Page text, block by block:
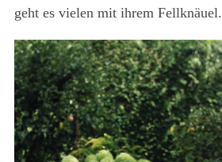
geht es vielen mit ihrem Fellknäuel.